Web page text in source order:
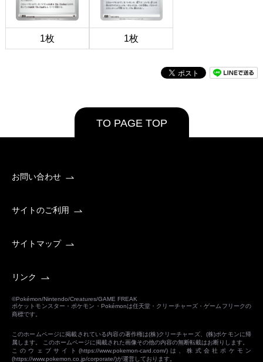
1枚 1枚
TO PAGE TOP
お問い合わせ
サイトのご利用
サイトマップ
リンク
©Pokémon/Nintendo/Creatures/GAME FREAK
ポケットモンスター・ポケモン・Pokémonは任天堂・クリーチャーズ・ゲームフリークの
商標です。
このホームページに掲載されている内容の著作権は(株)クリーチャーズ、(株)ポケモンに帰
属します。 このホームページに掲載された画像その他の内容の無断転載はお断りします。
このウェブサイト(https://www.pokemon-card.com/)は、株式会社ポケモン
(https://www.pokemon.co.jp/corporate/)が運営しております。